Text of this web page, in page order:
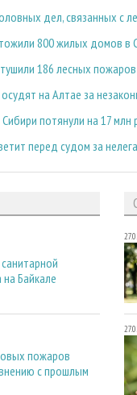
дел, связанных с
800 жилых домов в
186 лесных пожаров
на Алтае за
потянули на 17 млн
перед судом за
Байкале
пожаров
с прошлым